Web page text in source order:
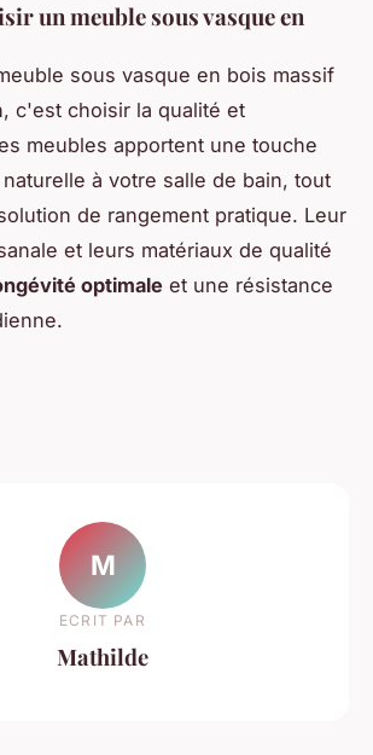
un meuble sous vasque en
sous vasque en bois massif
c'est choisir la qualité et
meubles apportent une touche
à votre salle de bain, tout
de rangement pratique. Leur
et leurs matériaux de qualité
optimale et une résistance
M
ECRIT PAR
Mathilde